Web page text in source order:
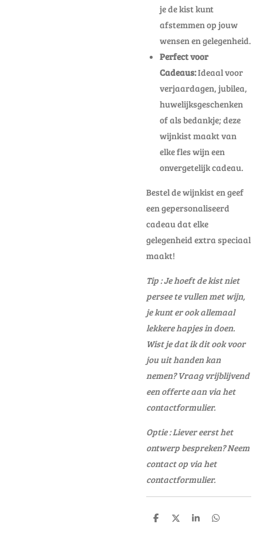
je de kist kunt
afstemmen op jouw
wensen en gelegenheid.
Perfect voor
Cadeaus:Ideaal voor
verjaardagen, jubilea,
huwelijksgeschenken
of als bedankje; deze
wijnkist maakt van
elke fles wijn een
onvergetelijk cadeau.
Bestel de wijnkist en geef
een gepersonaliseerd
cadeau dat elke
gelegenheid extra speciaal
maakt!
Tip : Je hoeft de kist niet
persee te vullen met wijn,
je kunt er ook allemaal
lekkere hapjes in doen.
Wist je dat ik dit ook voor
jou uit handen kan
nemen? Vraag vrijblijvend
een offerte aan via het
contactformulier.
Optie : Liever eerst het
ontwerp bespreken? Neem
contact op via het
contactformulier.
D
D
S
D